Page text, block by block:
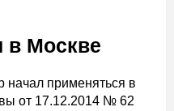
в Москве
начал применяться в
от 17.12.2014 № 62